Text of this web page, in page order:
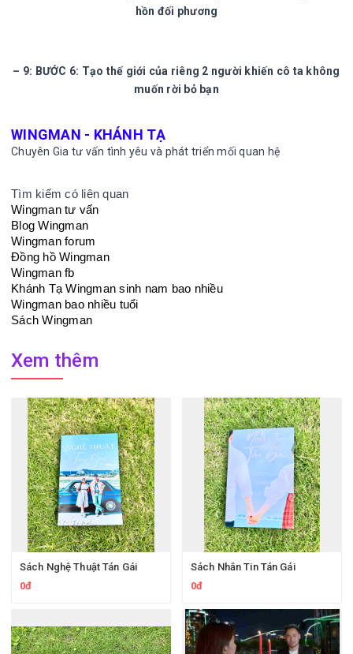
hồn đối phương
– 9: BƯỚC 6: Tạo thế giới của riêng 2 người khiến cô ta không
muốn rời bỏ bạn
WINGMAN - KHÁNH TẠ
Chuyên Gia tư vấn tình yêu và phát triển mối quan hệ
Tìm kiếm có liên quan
Wingman tư vấn
Blog Wingman
Wingman forum
Đồng hồ Wingman
Wingman fb
Khánh Tạ Wingman sinh nam bao nhiều
Wingman bao nhiều tuổi
Sách Wingman
Xem thêm
Sách Nghệ Thuật Tán Gái
0đ
Sách Nhắn Tin Tán Gái
0đ